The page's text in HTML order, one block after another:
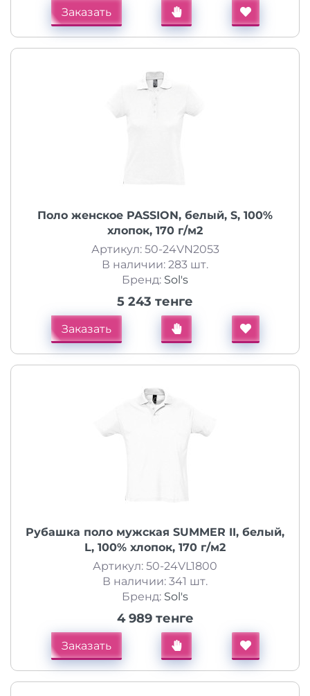
Заказать
Поло женское PASSION, белый, S, 100%
хлопок, 170 г/м2
Артикул: 50-24VN2053
В наличии: 283 шт.
Бренд: Sol's
5 243 тенге
Заказать
Рубашка поло мужская SUMMER II, белый,
L, 100% хлопок, 170 г/м2
Артикул: 50-24VL1800
В наличии: 341 шт.
Бренд: Sol's
4 989 тенге
Заказать